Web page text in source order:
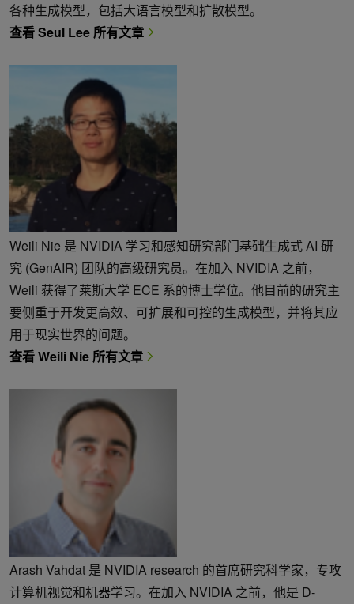
各种生成模型，包括大语言模型和扩散模型。
查看 Seul Lee 所有文章
Weili Nie 是 NVIDIA 学习和感知研究部门基础生成式 AI 研
究 (GenAIR) 团队的高级研究员。在加入 NVIDIA 之前，
Weili 获得了莱斯大学 ECE 系的博士学位。他目前的研究主
要侧重于开发更高效、可扩展和可控的生成模型，并将其应
用于现实世界的问题。
查看 Weili Nie 所有文章
Arash Vahdat 是 NVIDIA research 的首席研究科学家，专攻
计算机视觉和机器学习。在加入 NVIDIA 之前，他是 D-